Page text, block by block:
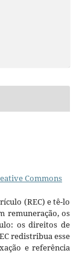
Commons
(REC) e tê-lo
remuneração, os
os direitos de
redistribua esse
e referência